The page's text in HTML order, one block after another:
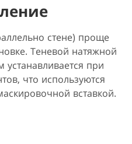
стене) проще
Теневой натяжной
при
что используются
вставкой.